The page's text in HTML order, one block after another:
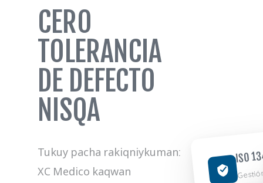
CERO
TOLERANCIA
DE DEFECTO
NISQA
Tukuy pacha rakiqniykuman:
XC Medico kaqwan
ISO